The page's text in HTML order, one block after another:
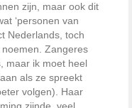
zijn, maar ook dit
‘personen van
Nederlands, toch
Zangeres
maar ik moet heel
als ze spreekt
volgen). Haar